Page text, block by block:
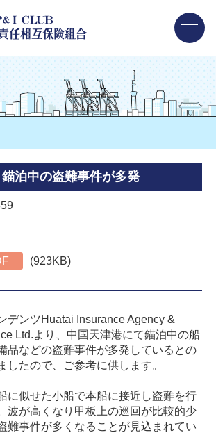
泊中の盗難事件が多発
(923KB)
デンツHuatai Insurance Agency &
Ltd.より、中国天津港にて錨泊中の船
品などの盗難事件が多発しているとの
したので、ご参考に供します。
に似せた小船で本船に接近し盗難を行
波が高くなり甲板上の巡回が比較的少
難事件が多くなることが見込まれてい